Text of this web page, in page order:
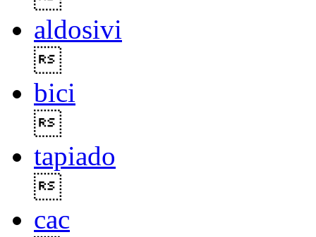
aldosivi
bici
tapiado
cac